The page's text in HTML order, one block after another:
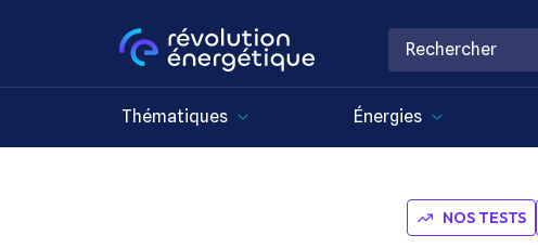
Thématiques Énergies
NOS TESTS